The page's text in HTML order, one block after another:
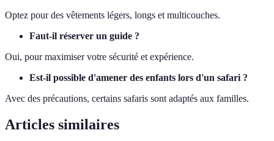
Optez pour des vêtements légers, longs et multicouches.
Faut-il réserver un guide ?
Oui, pour maximiser votre sécurité et expérience.
Est-il possible d'amener des enfants lors d'un safari ?
Avec des précautions, certains safaris sont adaptés aux familles.
Articles similaires